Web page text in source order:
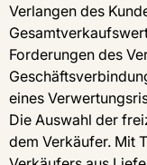
Verlangen des
Forderungen des
eines
Die Auswahl der
dem Verkäufer. Mit